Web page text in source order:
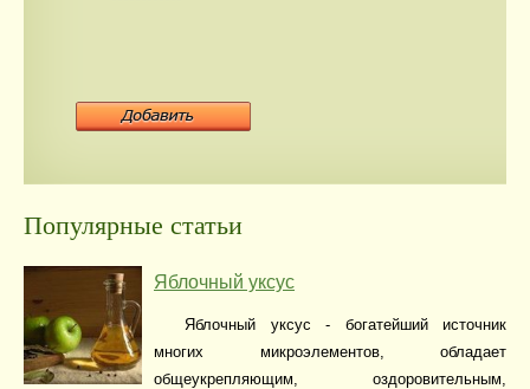
Популярные статьи
Яблочный уксус
Яблочный уксус - богатейший источник
многих микроэлементов, обладает
общеукрепляющим, оздоровительным,